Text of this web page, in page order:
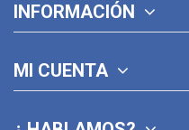
INFORMACIÓN
MI CUENTA